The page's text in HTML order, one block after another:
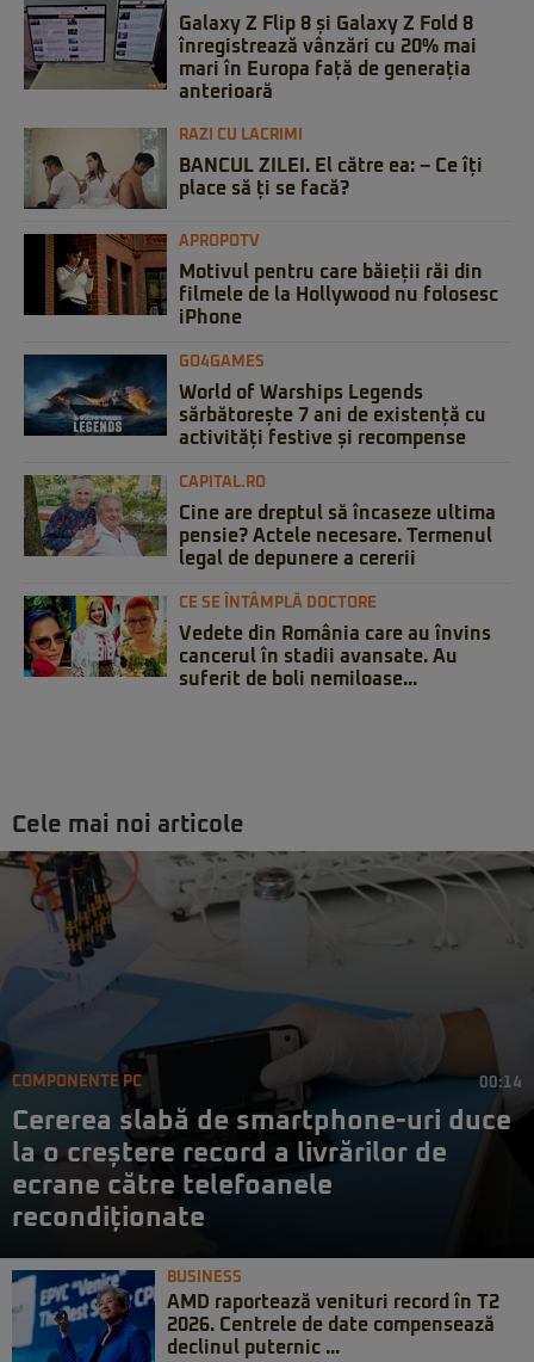
Galaxy Z Flip 8 și Galaxy Z Fold 8
înregistrează vânzări cu 20% mai
mari în Europa față de generația
anterioară
RAZI CU LACRIMI
BANCUL ZILEI. El către ea: – Ce îți
place să ți se facă?
APROPOTV
Motivul pentru care băieții răi din
filmele de la Hollywood nu folosesc
iPhone
GO4GAMES
World of Warships Legends
sărbătorește 7 ani de existență cu
activități festive și recompense
CAPITAL.RO
Cine are dreptul să încaseze ultima
pensie? Actele necesare. Termenul
legal de depunere a cererii
CE SE ÎNTÂMPLĂ DOCTORE
Vedete din România care au învins
cancerul în stadii avansate. Au
suferit de boli nemiloase...
Cele mai noi articole
COMPONENTE PC 00:14
Cererea slabă de smartphone-uri duce
la o creștere record a livrărilor de
ecrane către telefoanele
recondiționate
BUSINESS
AMD raportează venituri record în T2
2026. Centrele de date compensează
declinul puternic ...